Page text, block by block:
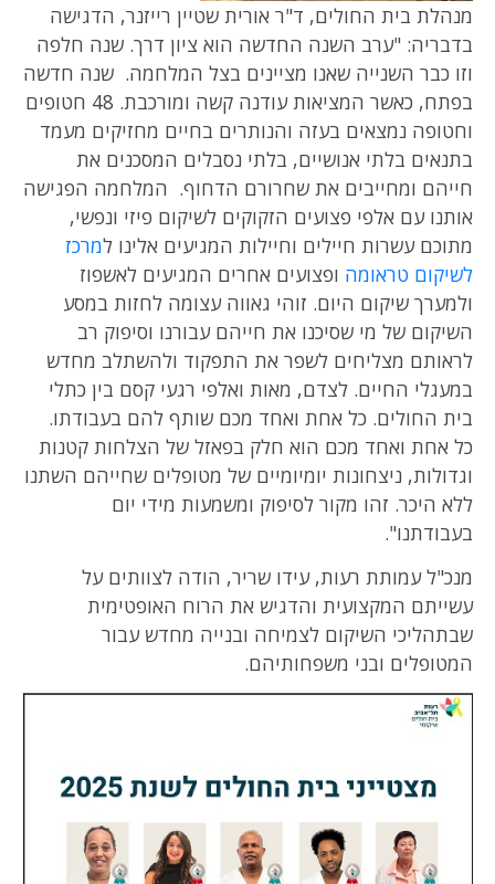
מנהלת בית החולים, ד"ר אורית שטיין רייזנר, הדגישה
בדבריה: "ערב השנה החדשה הוא ציון דרך. שנה חלפה
וזו כבר השנייה שאנו מציינים בצל המלחמה. שנה חדשה
בפתח, כאשר המציאות עודנה קשה ומורכבת. 48 חטופים
וחטופה נמצאים בעזה והנותרים בחיים מחזיקים מעמד
בתנאים בלתי אנושיים, בלתי נסבלים המסכנים את
חייהם ומחייבים את שחרורם הדחוף. המלחמה הפגישה
אותנו עם אלפי פצועים הזקוקים לשיקום פיזי ונפשי,
מתוכם עשרות חיילים וחיילות המגיעים אלינו למרכז
לשיקום טראומה ופצועים אחרים המגיעים לאשפוז
ולמערך שיקום היום. זוהי גאווה עצומה לחזות במסע
השיקום של מי שסיכנו את חייהם עבורנו וסיפוק רב
לראותם מצליחים לשפר את התפקוד ולהשתלב מחדש
במעגלי החיים. לצדם, מאות ואלפי רגעי קסם בין כתלי
בית החולים. כל אחת ואחד מכם שותף להם בעבודתו.
כל אחת ואחד מכם הוא חלק בפאזל של הצלחות קטנות
וגדולות, ניצחונות יומיומיים של מטופלים שחייהם השתנו
ללא היכר. זהו מקור לסיפוק ומשמעות מידי יום
בעבודתנו".
מנכ"ל עמותת רעות, עידו שריר, הודה לצוותים על
עשייתם המקצועית והדגיש את הרוח האופטימית
שבתהליכי השיקום לצמיחה ובנייה מחדש עבור
המטופלים ובני משפחותיהם.